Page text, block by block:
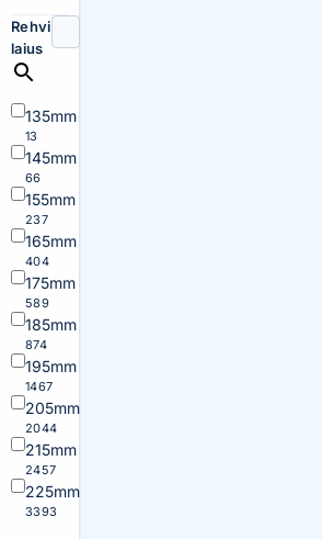
Rehvi
laius
135mm
13
145mm
66
155mm
237
165mm
404
175mm
589
185mm
874
195mm
1467
205mm
2044
215mm
2457
225mm
3393